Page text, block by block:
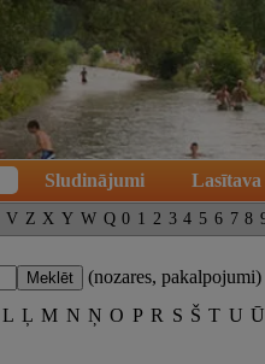
Sludinājumi Lasītava
V Z X Y W Q 0 1 2 3 4 5 6 7 8
(nozares, pakalpojumi)
L Ļ M N Ņ O P R S Š T U Ū